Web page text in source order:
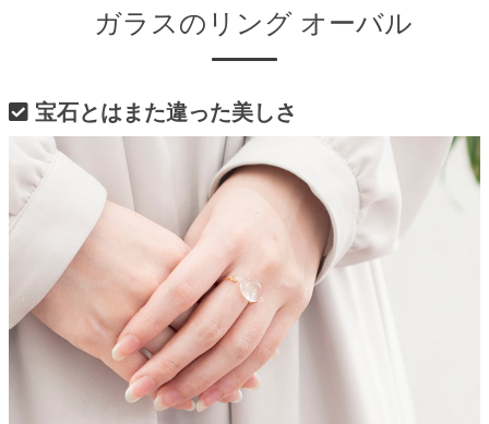
ガラスのリング オーバル
宝石とはまた違った美しさ